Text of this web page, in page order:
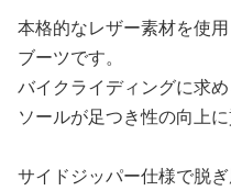
本格的なレザー素材を使
ブーツです。
バイクライディングに求
ソールが足つき性の向上に
サイドジッパー仕様で脱